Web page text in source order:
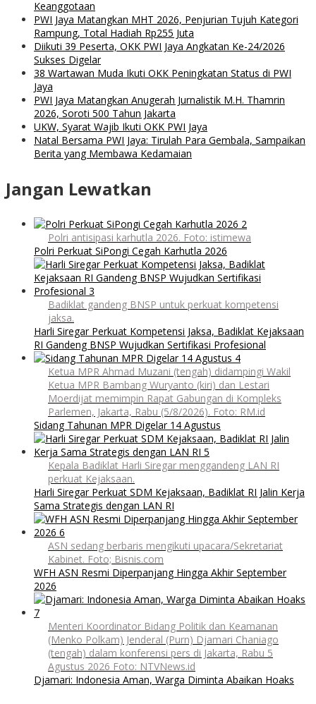
Keanggotaan
PWI Jaya Matangkan MHT 2026, Penjurian Tujuh Kategori
Rampung, Total Hadiah Rp255 Juta
Diikuti 39 Peserta, OKK PWI Jaya Angkatan Ke-24/2026
Sukses Digelar
38 Wartawan Muda Ikuti OKK Peningkatan Status di PWI
Jaya
PWI Jaya Matangkan Anugerah Jurnalistik M.H. Thamrin
2026, Soroti 500 Tahun Jakarta
UKW, Syarat Wajib Ikuti OKK PWI Jaya
Natal Bersama PWI Jaya: Tirulah Para Gembala, Sampaikan
Berita yang Membawa Kedamaian
Jangan Lewatkan
Polri antisipasi karhutla 2026. Foto: istimewa
Polri Perkuat SiPongi Cegah Karhutla 2026
Badiklat gandeng BNSP untuk perkuat kompetensi
jaksa.
Harli Siregar Perkuat Kompetensi Jaksa, Badiklat Kejaksaan
RI Gandeng BNSP Wujudkan Sertifikasi Profesional
Ketua MPR Ahmad Muzani (tengah) didampingi Wakil
Ketua MPR Bambang Wuryanto (kiri) dan Lestari
Moerdijat memimpin Rapat Gabungan di Kompleks
Parlemen, Jakarta, Rabu (5/8/2026). Foto: RM.id
Sidang Tahunan MPR Digelar 14 Agustus
Kepala Badiklat Harli Siregar menggandeng LAN RI
perkuat Kejaksaan.
Harli Siregar Perkuat SDM Kejaksaan, Badiklat RI Jalin Kerja
Sama Strategis dengan LAN RI
ASN sedang berbaris mengikuti upacara/Sekretariat
Kabinet. Foto; Bisnis.com
WFH ASN Resmi Diperpanjang Hingga Akhir September
2026
Menteri Koordinator Bidang Politik dan Keamanan
(Menko Polkam) Jenderal (Purn) Djamari Chaniago
(tengah) dalam konferensi pers di Jakarta, Rabu 5
Agustus 2026 Foto: NTVNews.id
Djamari: Indonesia Aman, Warga Diminta Abaikan Hoaks